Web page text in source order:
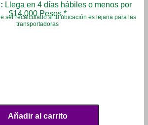
Llega en 4 días hábiles o menos por
$14.000 Pesos.*
ser recalculado si tu ubicación es lejana para las
transportadoras
Añadir al carrito